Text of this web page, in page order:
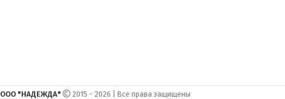
ООО "НАДЕЖДА" 2015 - 2026 | Все права защищены